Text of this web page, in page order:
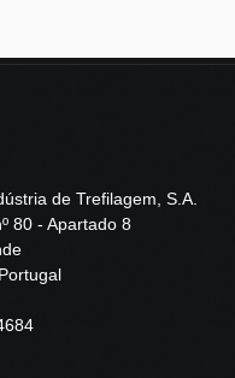
de Trefilagem, S.A.
80 - Apartado 8